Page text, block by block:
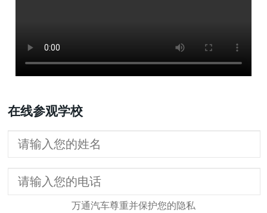
在线参观学校
万通汽车尊重并保护您的隐私